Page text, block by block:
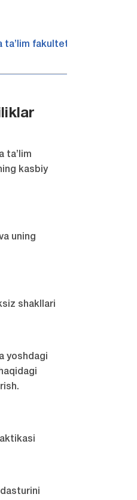
ta’lim fakulteti
ta’lim
kasbiy
uning
shakllari
yoshdagi